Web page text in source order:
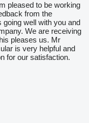
pleased to be working
from the
going well with you and
We are receiving
pleases us. Mr
is very helpful and
for our satisfaction.